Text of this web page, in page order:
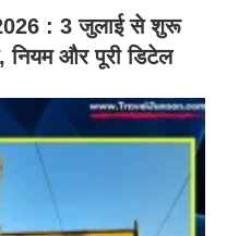
: 3 जुलाई से शुरू
नियम और पूरी डिटेल